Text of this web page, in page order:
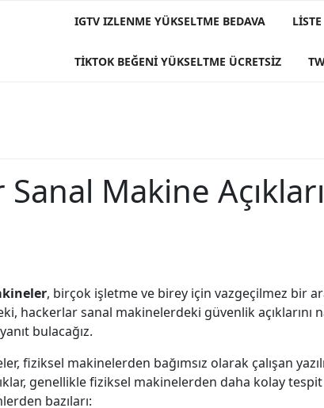
IGTV IZLENME YÜKSELTME BEDAVA LISTE
TIKTOK BEĞENI YÜKSELTME ÜCRETSIZ
Makine
, birçok işletme ve birey için vazgeçilmez bir
hackerlar sanal makinelerdeki güvenlik açıklarını
bulacağız.
fiziksel makinelerden bağımsız olarak çalışan
genellikle fiziksel makinelerden daha kolay
bazıları: